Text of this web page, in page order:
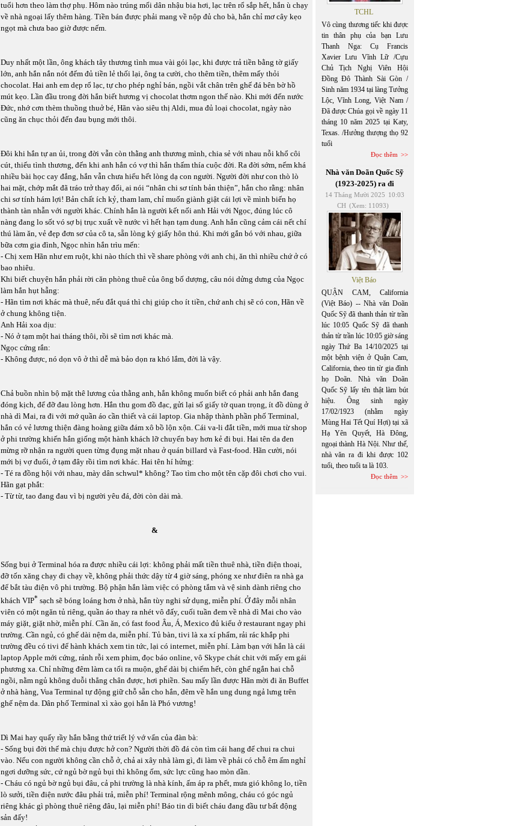
tuổi hơn theo làm thợ phụ. Hôm nào trúng mối dân nhậu bia hơi, lạc trên rổ sắp hết, hắn ù chạy
về nhà ngoại lấy thêm hàng. Tiền bán được phải mang về nộp đủ cho bà, hắn chỉ mơ cây kẹo
ngọt mà chưa bao giờ được nếm.
Duy nhất một lần, ông khách tây thương tình mua vài gói lạc, khi được trả tiền bằng tờ giấy
lớn, anh hắn nắn nót đếm đủ tiền lẻ thối lại, ông ta cười, cho thêm tiền, thêm mấy thỏi
chocolat. Hai anh em dẹp rổ lạc, tự cho phép nghỉ bán, ngồi vắt chân trên ghế đá bên bờ hồ
mút kẹo. Lần đầu trong đời hắn biết hương vị chocolat thơm ngon thế nào. Khi mới đến nước
Đức, nhớ cơn thèm thuồng thuở bé, Hãn vào siêu thị Aldi, mua đủ loại chocolat, ngày nào
cũng ăn chục thỏi đến đau bụng mới thôi.
Đôi khi hắn tự an ủi, trong đời vẫn còn thằng anh thương mình, chia sẻ với nhau nỗi khổ côi
cút, thiếu tình thương, đến khi anh hắn có vợ thì hắn thấm thía cuộc đời. Ra đời sớm, nếm khá
nhiều bài học cay đắng, hắn vẫn chưa hiểu hết lòng dạ con người. Người đời như con thò lò
hai mặt, chớp mắt đã tráo trở thay đổi, ai nói “nhân chi sơ tính bản thiện”, hắn cho rằng: nhân
chi sơ tính hám lợi! Bản chất ích kỷ, tham lam, chỉ muốn giành giật cái lợi về mình biến họ
thành tàn nhẫn với người khác. Chính hắn là người kết nối anh Hải với Ngọc, đúng lúc cô
nàng đang lo sốt vó sợ bị trục xuất về nước vì hết hạn tạm dung. Anh hắn cũng cảm cái nết chí
thú làm ăn, vẻ đẹp đơn sơ của cô ta, sẵn lòng ký giấy hôn thú. Khi mới gắn bó với nhau, giữa
bữa cơm gia đình, Ngọc nhìn hắn trìu mến:
- Chị xem Hãn như em ruột, khi nào thích thì về share phòng với anh chị, ăn thì nhiều chứ ở có
bao nhiêu.
Khi biết chuyện hắn phải rời căn phòng thuê của ông bố dượng, câu nói dửng dưng của Ngọc
làm hắn hụt hẫng:
- Hãn tìm nơi khác mà thuê, nếu đắt quá thì chị giúp cho ít tiền, chứ anh chị sẽ có con, Hãn về
ở chung không tiện.
Anh Hải xoa dịu:
- Nó ở tạm một hai tháng thôi, rồi sẽ tìm nơi khác mà.
Ngọc cứng rắn:
- Không được, nó dọn vô ở thì dễ mà bảo dọn ra khó lắm, đời là vậy.
Chả buồn nhìn bộ mặt thê lương của thằng anh, hắn không muốn biết có phải anh hắn đang
đóng kịch, để đỡ đau lòng hơn. Hắn thu gom đồ đạc, gửi lại số giấy tờ quan trọng, ít đồ dùng ở
nhà dì Mai, ra đi với mớ quần áo cần thiết và cái laptop. Gia nhập thành phần phố Terminal,
hắn có vẻ lương thiện đàng hoàng giữa đám xô bồ lộn xộn. Cái va-li đắt tiền, mới mua từ shop
ở phi trường khiến hắn giống một hành khách lỡ chuyến bay hơn kẻ đi bụi. Hai tên da đen
mừng rỡ nhận ra người quen từng đụng mặt nhau ở quán billard và Fast-food. Hãn cười, nói
mới bị vợ đuổi, ở tạm đây rồi tìm nơi khác. Hai tên hí hửng:
- Té ra đồng hội với nhau, mày dân schwul* không? Tao tìm cho một tên cặp đôi chơi cho vui.
Hãn gạt phắt:
- Từ từ, tao đang đau vì bị người yêu đá, đời còn dài mà.
&
Sống bụi ở Terminal hóa ra được nhiều cái lợi: không phải mất tiền thuê nhà, tiền điện thoại,
đỡ tốn xăng chạy đi chạy về, không phải thức dậy từ 4 giờ sáng, phóng xe như điên ra nhà ga
để bắt tàu điện vô phi trường. Bộ phận hắn làm việc có phòng tắm và vệ sinh dành riêng cho
khách VIP* sạch sẽ bóng loáng hơn ở nhà, hắn tùy nghi sử dụng, miễn phí. Ở đây mỗi nhân
viên có một ngăn tủ riêng, quần áo thay ra nhét vô đấy, cuối tuần đem về nhà dì Mai cho vào
máy giặt, giặt nhờ, miễn phí. Cần ăn, có fast food Âu, Á, Mexico đủ kiểu ở restaurant ngay phi
trường. Cần ngủ, có ghế dài nệm da, miễn phí. Tủ bàn, tivi là xa xí phẩm, rải rác khắp phi
trường đều có tivi để hành khách xem tin tức, lại có internet, miễn phí. Làm bạn với hắn là cái
laptop Apple mới cứng, rảnh rỗi xem phim, đọc báo online, vô Skype chát chit với mấy em gái
phương xa. Chỉ những đêm làm ca tối ra muộn, ghế dài bị chiếm hết, còn ghế ngắn hai chỗ
ngồi, nằm ngủ không duỗi thẳng chân được, hơi phiền. Sau mấy lần được Hãn mời đi ăn Buffet
ở nhà hàng, Vua Terminal tự động giữ chỗ sẵn cho hắn, đêm về hắn ung dung ngả lưng trên
ghế nệm da. Dân phố Terminal xì xào gọi hắn là Phó vương!
Dì Mai hay quấy rầy hắn bằng thứ triết lý vớ vẩn của đàn bà:
- Sống bụi đời thế mà chịu được hở con? Người thời đồ đá còn tìm cái hang để chui ra chui
vào. Nếu con người không cần chỗ ở, chả ai xây nhà làm gì, đi làm về phải có chỗ êm ấm nghỉ
ngơi dưỡng sức, cứ ngủ bờ ngủ bụi thì không ốm, sức lực cũng hao mòn dần.
- Cháu có ngủ bờ ngủ bụi đâu, cả phi trường là nhà kính, ấm áp ra phết, mưa gió không lo, tiền
lò sưởi, tiền điện nước đâu phải trả, miễn phí! Terminal rộng mênh mông, cháu có góc ngủ
riêng khác gì phòng thuê riêng đâu, lại miễn phí! Báo tin dì biết cháu đang đầu tư bất động
sản đấy!
TCHL
Vô cùng thương tiếc khi được
tin thân phụ của bạn Lưu
Thanh Nga: Cụ Francis
Xavier Lưu Vĩnh Lữ /Cựu
Chủ Tịch Nghị Viên Hội
Đồng Đô Thành Sài Gòn /
Sinh năm 1934 tại làng Tưởng
Lộc, Vĩnh Long, Việt Nam /
Đã được Chúa gọi về ngày 11
tháng 10 năm 2025 tại Katy,
Texas. /Hưởng thượng thọ 92
tuổi
Đọc thêm
Nhà văn Doãn Quốc Sỹ
(1923-2025) ra đi
14 Tháng Mười 2025 10:03
CH (Xem: 11093)
Việt Báo
QUẬN CAM, California
(Việt Báo) -- Nhà văn Doãn
Quốc Sỹ đã thanh thản từ trần
lúc 10:05 Quốc Sỹ đã thanh
thản từ trần lúc 10:05 giờ sáng
ngày Thứ Ba 14/10/2025 tại
một bệnh viện ở Quận Cam,
California, theo tin từ gia đình
họ Doãn. Nhà văn Doãn
Quốc Sỹ lấy tên thật làm bút
hiệu. Ông sinh ngày
17/02/1923 (nhằm ngày
Mùng Hai Tết Quí Hợi) tại xã
Hạ Yên Quyết, Hà Đông,
ngoại thành Hà Nội. Như thế,
nhà văn ra đi khi được 102
tuổi, theo tuổi ta là 103.
Đọc thêm